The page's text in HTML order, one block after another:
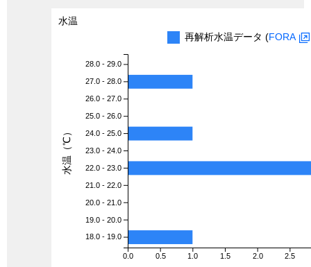
水温
再解析水温データ (FORA
0.0 0.5 1.0 1.5 2.0 2.5
28.0 - 29.0
27.0 - 28.0
26.0 - 27.0
25.0 - 26.0
24.0 - 25.0
23.0 - 24.0
22.0 - 23.0
21.0 - 22.0
20.0 - 21.0
19.0 - 20.0
18.0 - 19.0
水温（℃）